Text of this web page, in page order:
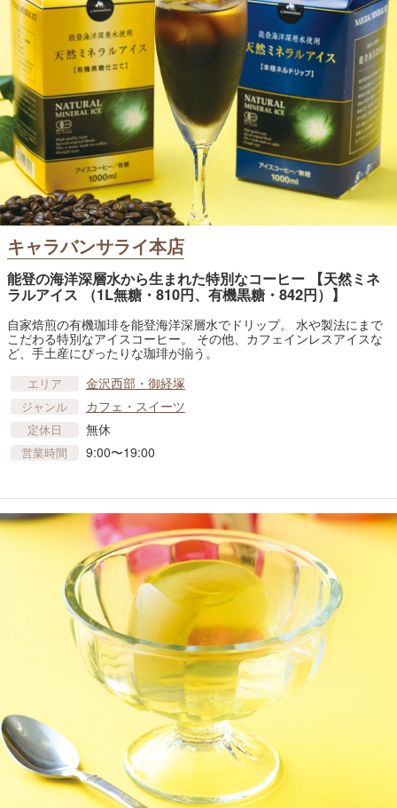
キャラバンサライ本店
能登の海洋深層水から生まれた特別なコーヒー 【天然ミネ
ラルアイス （1L無糖・810円、有機黒糖・842円）】
自家焙煎の有機珈琲を能登海洋深層水でドリップ。 水や製法にまで
こだわる特別なアイスコーヒー。 その他、カフェインレスアイスな
ど、手土産にぴったりな珈琲が揃う。
エリア 金沢西部・御経塚
ジャンル カフェ・スイーツ
定休日 無休
営業時間 9:00〜19:00